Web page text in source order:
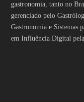
gastronomia, tanto no
gerenciado pelo
Gastronomia e Sistemas
em Influência Digital